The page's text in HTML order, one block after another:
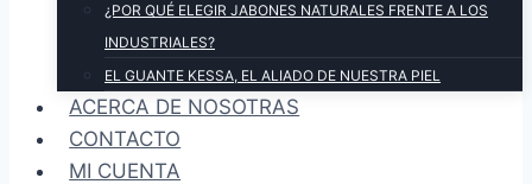
¿POR QUÉ ELEGIR JABONES NATURALES FRENTE A LOS
INDUSTRIALES?
EL GUANTE KESSA, EL ALIADO DE NUESTRA PIEL
ACERCA DE NOSOTRAS
CONTACTO
MI CUENTA